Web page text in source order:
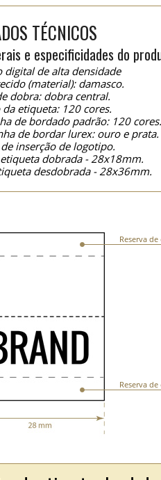
TÉCNICOS
e especificidades do
digital de alta densidade
(material): damasco.
dobra: dobra central.
da etiqueta: 120 cores.
de bordado padrão: 120
de bordar lurex: ouro e prata.
inserção de logotipo.
dobrada - 28x18mm.
desdobrada - 28x36mm.
Reserva
Reserva